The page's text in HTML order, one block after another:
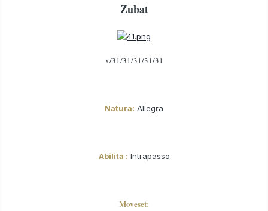
Zubat
x/31/31/31/31/31
Natura: Allegra
Abilità : Intrapasso
Moveset: